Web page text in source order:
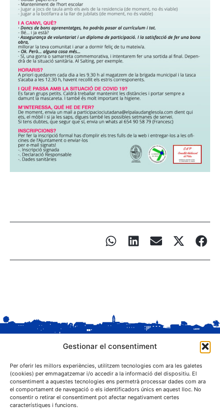
Gestionar el consentiment
Per oferir les millors experiències, utilitzem tecnologies com ara les galetes
(cookies) per emmagatzemar i/o accedir a la informació del dispositiu. El
consentiment a aquestes tecnologies ens permetrà processar dades com ara
el comportament de navegació o els identificadors únics en aquest lloc. No
consentir o retirar el consentiment pot afectar negativament certes
característiques i funcions.
C. Sant Josep, 1
25243 El Palau d'Anglesola (Pla d'Urgell)